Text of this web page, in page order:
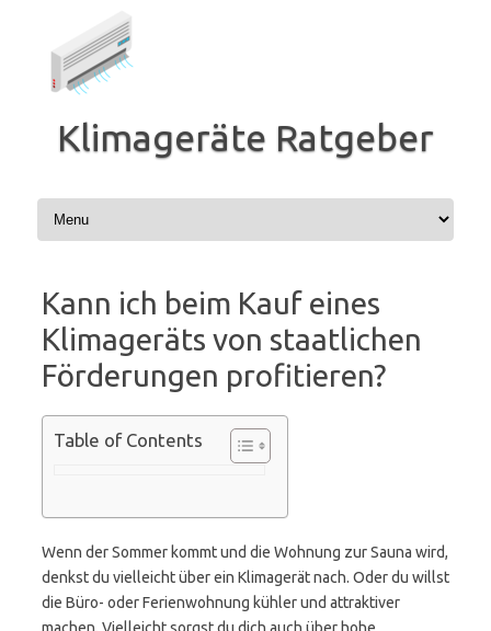
Klimageräte Ratgeber
Kann ich beim Kauf eines
Klimageräts von staatlichen
Förderungen profitieren?
Table of Contents
Wenn der Sommer kommt und die Wohnung zur Sauna wird,
denkst du vielleicht über ein Klimagerät nach. Oder du willst
die Büro- oder Ferienwohnung kühler und attraktiver